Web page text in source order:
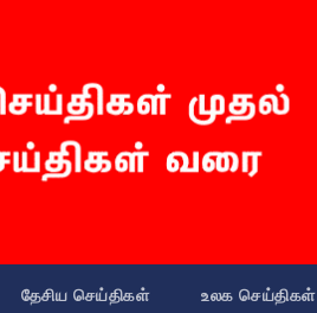
தேசிய செய்திகள் உலக செய்திகள்